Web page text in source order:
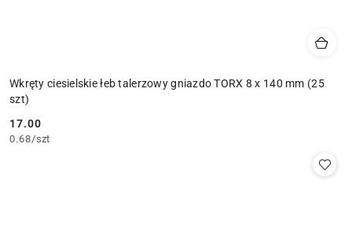
Wkręty ciesielskie łeb talerzowy gniazdo TORX 8 x 140 mm (25
szt)
Cena:
17.00
0.68/szt